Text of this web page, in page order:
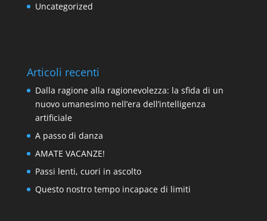
Uncategorized
Articoli recenti
Dalla ragione alla ragionevolezza: la sfida di un
nuovo umanesimo nell’era dell’intelligenza
artificiale
A passo di danza
AMATE VACANZE!
Passi lenti, cuori in ascolto
Questo nostro tempo incapace di limiti